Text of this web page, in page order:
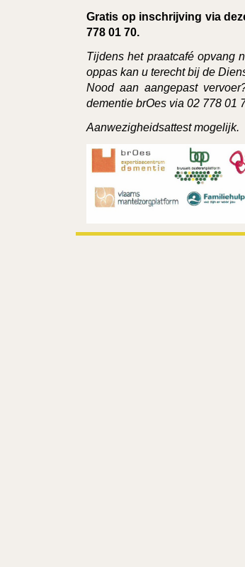
Gratis op inschrijving via
778 01 70.
Tijdens het praatcafé opvang
oppas kan u terecht bij de
Nood aan aangepast
dementie brOes via 02 778 01
Aanwezigheidsattest mogelijk.